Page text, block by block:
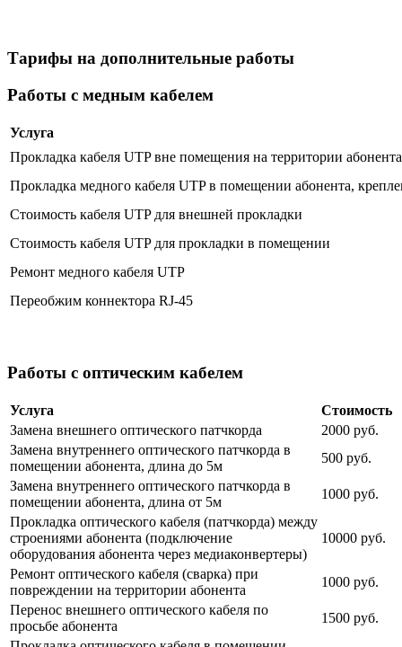
Тарифы на дополнительные работы
Работы с медным кабелем
Услуга
Прокладка кабеля UTP вне помещения на территории
Прокладка медного кабеля UTP в помещении абонента,
Стоимость кабеля UTP для внешней прокладки
Стоимость кабеля UTP для прокладки в помещении
Ремонт медного кабеля UTP
Переобжим коннектора RJ-45
Работы с оптическим кабелем
Услуга
Стоимость
Замена внешнего оптического патчкорда
2000 руб.
Замена внутреннего оптического патчкорда в
помещении абонента, длина до 5м
500 руб.
Замена внутреннего оптического патчкорда в
помещении абонента, длина от 5м
1000 руб.
Прокладка оптического кабеля (патчкорда) между
строениями абонента (подключение
оборудования абонента через медиаконвертеры)
10000 руб.
Ремонт оптического кабеля (сварка) при
повреждении на территории абонента
1000 руб.
Перенос внешнего оптического кабеля по
просьбе абонента
1500 руб.